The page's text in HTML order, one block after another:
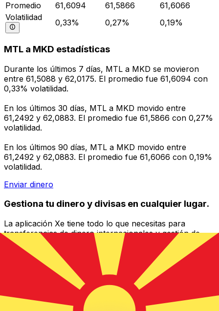
Promedio
61,6094 61,5866
61,6066
Volatilidad
0,33% 0,27% 0,19%
MTL a MKD estadísticas
Durante los últimos 7 días, MTL a MKD se movieron
entre 61,5088 y 62,0175. El promedio fue 61,6094 con
0,33% volatilidad.
En los últimos 30 días, MTL a MKD movido entre
61,2492 y 62,0883. El promedio fue 61,5866 con 0,27%
volatilidad.
En los últimos 90 días, MTL a MKD movido entre
61,2492 y 62,0883. El promedio fue 61,6066 con 0,19%
volatilidad.
Enviar dinero
Gestiona tu dinero y divisas en cualquier lugar.
La aplicación Xe tiene todo lo que necesitas para
transferencias de dinero internacionales y gestión de
divisas. Convierte divisas, configura alertas de tipos y
transfiere dinero al extranjero sin comisiones ocultas.
¡Descarga hoy!